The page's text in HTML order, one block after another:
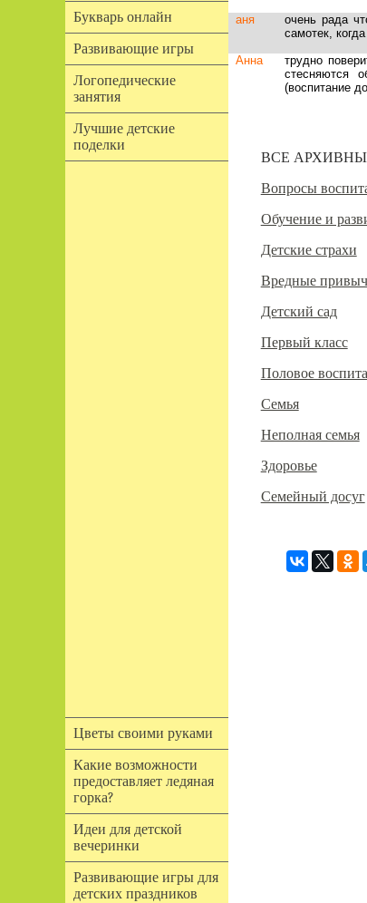
Букварь онлайн
Развивающие игры
Логопедические
занятия
Лучшие детские
поделки
Цветы своими руками
Какие возможности
предоставляет ледяная
горка?
Идеи для детской
вечеринки
Развивающие игры для
детских праздников
аня
очень рада
самотек,
Анна
трудно
стесняются
(воспитание
ВСЕ
Вопросы
Обучение и
Детские страхи
Вредные
Детский сад
Первый класс
Половое
Семья
Неполная семья
Здоровье
Семейный досуг